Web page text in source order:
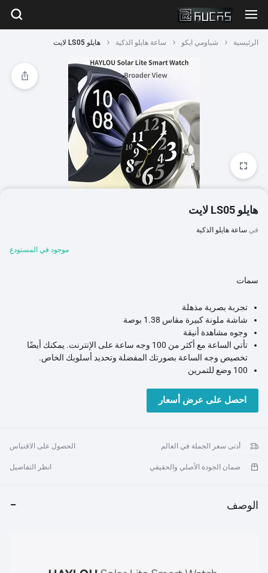
الرئيسية شياومي ايكو ساعة هايلو الذكية هايلو LS05 لايت
1/4
هايلو LS05 لايت
في ساعة هايلو الذكية
موجود في المستودع
سمات
تجربة بصرية مذهلة
شاشة ملونة كبيرة مقاس 1.38 بوصة
وجوه مشاهدة أنيقة
تأتي الساعة مع أكثر من 100 وجه ساعة على الإنترنت. يمكنك أيضًا
تخصيص وجه الساعة بصورتك المفضلة وتحديد أسلوبك الخاص.
100 وضع للتمرين
الحركة عالي الدقة الذي تمت ترقيته تسجيل بيانات التمرين بدقة.
مراقبة النوم العلمية
إلى ذلك، مما يساعدك على معرفة المزيد حول ما يحدث أثناء نومك
هل تقلق دائمًا بشأن حالة الأكسجين في الدم لديك؟ يمكن لـ Solar Lite
احصل على عرض أسعار
أدنى سعر الجملة في العالم الحصول على الاقتباس
ضمان الجودة الأصلي والحقيقي انظر التفاصيل
الوصف